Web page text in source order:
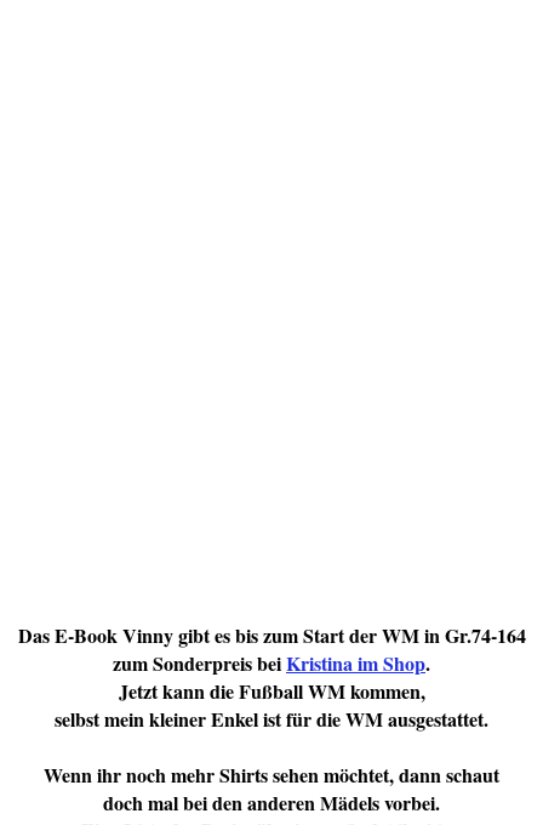
Das E-Book Vinny gibt es bis zum Start der WM in Gr.74-164
zum Sonderpreis beiKristina im Shop.
Jetzt kann die Fußball WM kommen,
selbst mein kleiner Enkel ist für die WM ausgestattet.
Wenn ihr noch mehr Shirts sehen möchtet, dann schaut
doch mal bei den anderen Mädels vorbei.